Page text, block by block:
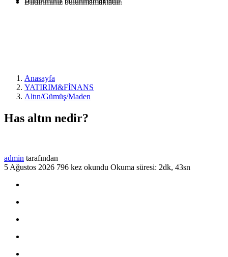
Bildiriminiz bulunmamaktadır.
Anasayfa
YATIRIM&FİNANS
Altın/Gümüş/Maden
Has altın nedir?
admin tarafından
5 Ağustos 2026 796 kez okundu Okuma süresi: 2dk, 43sn